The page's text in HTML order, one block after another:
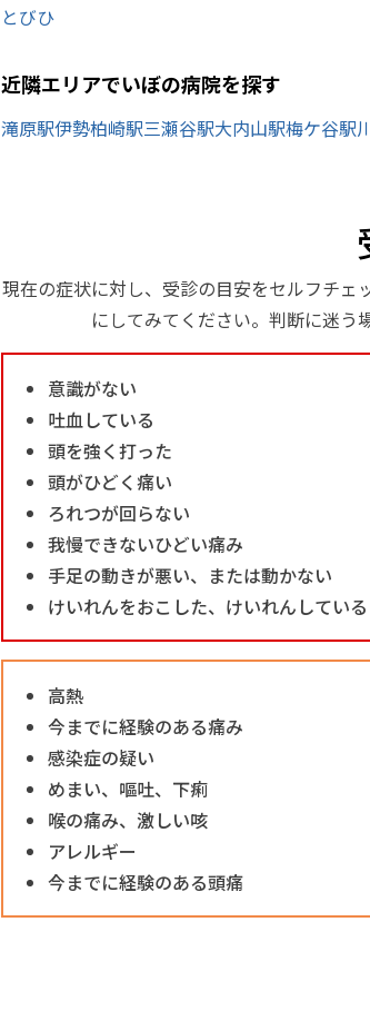
とびひ
近隣エリアでいぼの病院を探す
滝原駅伊勢柏崎駅三瀬谷駅大内山駅梅ケ谷駅
現在の症状に対し、受診の目安をセルフチェ
にしてみてください。判断に迷う
意識がない
吐血している
頭を強く打った
頭がひどく痛い
ろれつが回らない
我慢できないひどい痛み
手足の動きが悪い、または動かない
けいれんをおこした、けいれんしている
高熱
今までに経験のある痛み
感染症の疑い
めまい、嘔吐、下痢
喉の痛み、激しい咳
アレルギー
今までに経験のある頭痛